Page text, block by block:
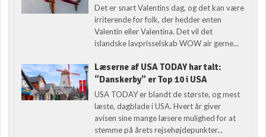
Det er snart Valentins dag, og det kan være
irriterende for folk, der hedder enten
Valentin eller Valentina. Det vil det
islandske lavprisselskab WOW air gerne...
Læserne af USA TODAY har talt:
“Danskerby” er Top 10 i USA
USA TODAY er blandt de største, og mest
læste, dagblade i USA. Hvert år giver
avisen sine mange læsere mulighed for at
stemme på årets rejsehøjdepunkter...